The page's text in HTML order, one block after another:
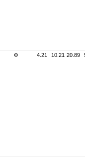
Ф 4.21 10.21 20.89